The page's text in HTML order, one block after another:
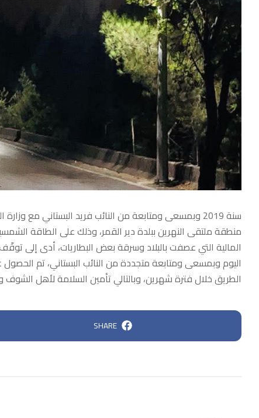
سنة 2019 وبمسعى ومتابعة من النائب فريد البستاني مع
منطقة ملتقى النهرين ببلدة دير القمر، وذلك على الطاقة
المالية التي عصفت بالبلاد وسرقة بعض البطاريات، أدى إلى
اليوم وبمسعى ومتابعة متجددة من النائب البستاني، تم
الطريق خلال فترة شهرين، وبالتالي تأمين السلامة لأهل الشوف
SHARE